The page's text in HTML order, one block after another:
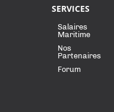
SERVICES
Salaires
Maritime
Nos
Partenaires
Forum